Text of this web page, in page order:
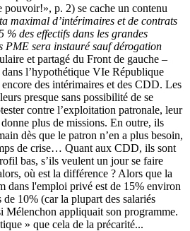
pouvoir!», p. 2) se cache un contenu
maximal d’intérimaires et de contrats
% des effectifs dans les grandes
PME sera instauré sauf dérogation
et partagé du Front de gauche –
l’hypothétique VIe République
des intérimaires et des CDD. Les
presque sans possibilité de se
contre l’exploitation patronale, leur
plus de missions. En outre, ils
dès que le patron n’en a plus besoin,
de crise… Quant aux CDD, ils sont
bas, s’ils veulent un jour se faire
où est la différence ? Alors que la
dans l'emploi privé est de 15% environ
10% (car la plupart des salariés
Mélenchon appliquait son programme.
» que cela de la précarité...